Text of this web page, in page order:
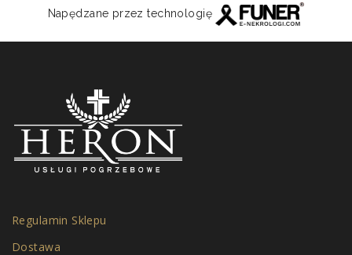
Napędzane przez technologię
Regulamin Sklepu
Dostawa